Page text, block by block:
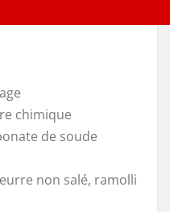
chimique
de soude
non salé, ramolli